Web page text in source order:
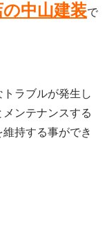
中山建装で
ラブルが発生し
ンテナンスする
持する事ができ